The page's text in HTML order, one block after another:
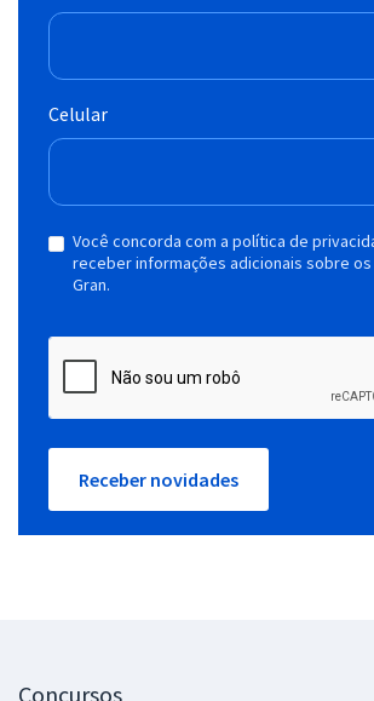
Celular
Você concorda com a política de
receber informações adicionais sobre
Gran.
Receber novidades
Concursos